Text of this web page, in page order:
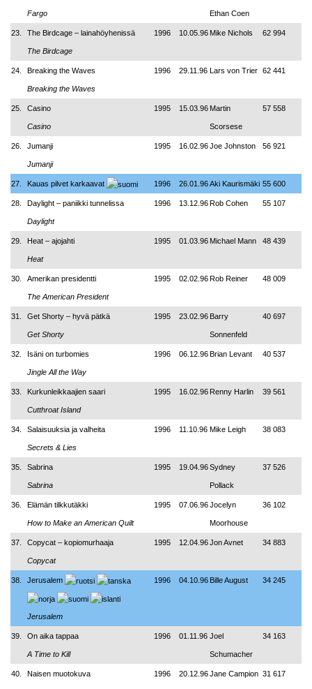
Fargo Ethan Coen
23. The Birdcage – lainahöyhenissä
The Birdcage
1996 10.05.96 Mike Nichols 62 994
24. Breaking the Waves
Breaking the Waves
1996 29.11.96 Lars von Trier 62 441
25. Casino
Casino
1995 15.03.96 Martin
Scorsese
57 558
26. Jumanji
Jumanji
1995 16.02.96Joe Johnston 56 921
27. Kauas pilvet karkaavat 1996 26.01.96Aki Kaurismäki 55 600
28. Daylight – paniikki tunnelissa
Daylight
1996 13.12.96Rob Cohen 55 107
29. Heat – ajojahti
Heat
1995 01.03.96 Michael Mann 48 439
30. Amerikan presidentti
The American President
1995 02.02.96Rob Reiner 48 009
31. Get Shorty – hyvä pätkä
Get Shorty
1995 23.02.96 Barry
Sonnenfeld
40 697
32. Isäni on turbomies
Jingle All the Way
1996 06.12.96Brian Levant 40 537
33. Kurkunleikkaajien saari
Cutthroat Island
1995 16.02.96 Renny Harlin 39 561
34. Salaisuuksia ja valheita
Secrets & Lies
1996 11.10.96 Mike Leigh 38 083
35. Sabrina
Sabrina
1995 19.04.96Sydney
Pollack
37 526
36. Elämän tilkkutäkki
How to Make an American Quilt
1995 07.06.96Jocelyn
Moorhouse
36 102
37. Copycat – kopiomurhaaja
Copycat
1995 12.04.96Jon Avnet 34 883
38. Jerusalem
Jerusalem
1996 04.10.96 Bille August 34 245
39. On aika tappaa
A Time to Kill
1996 01.11.96 Joel
Schumacher
34 163
40. Naisen muotokuva 1996 20.12.96Jane Campion 31 617